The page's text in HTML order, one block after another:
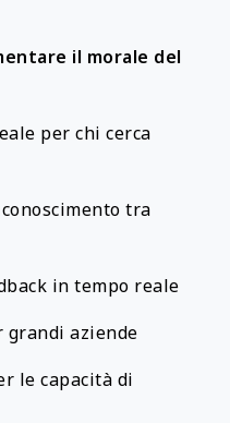
il morale del
per chi cerca
tra
in tempo reale
grandi aziende
le capacità di